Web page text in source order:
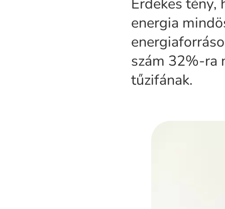
energia
szám 32%-ra
tűzifának.